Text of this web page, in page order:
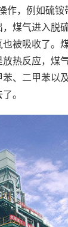
，例如硫
煤气进入脱
被吸收了。
热反应，煤
、二甲苯以
。